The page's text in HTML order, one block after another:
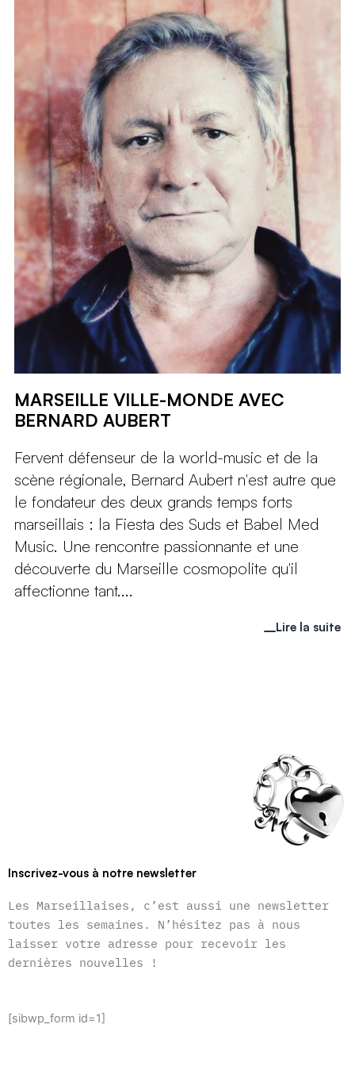
MARSEILLE VILLE-MONDE AVEC
BERNARD AUBERT
Fervent défenseur de la world-music et de la
scène régionale, Bernard Aubert n'est autre que
le fondateur des deux grands temps forts
marseillais : la Fiesta des Suds et Babel Med
Music. Une rencontre passionnante et une
découverte du Marseille cosmopolite qu'il
affectionne tant....
Lire la suite
Inscrivez-vous à notre newsletter
Les Marseillaises, c’est aussi une newsletter
toutes les semaines. N’hésitez pas à nous
laisser votre adresse pour recevoir les
dernières nouvelles !
[sibwp_form id=1]